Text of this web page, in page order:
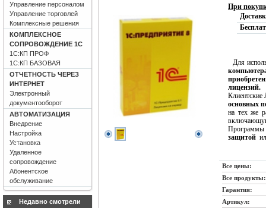
При
Для
лицензий.
Клиентские
основных
на тех же
защитой
Все цены:
Все продукты:
Гарантия:
Артикул:
Управление персоналом
Управление торговлей
Комплексные решения
КОМПЛЕКСНОЕ
СОПРОВОЖДЕНИЕ 1С
1С:КП ПРОФ
1С:КП БАЗОВАЯ
ОТЧЕТНОСТЬ ЧЕРЕЗ
ИНТЕРНЕТ
Электронный
документооборот
АВТОМАТИЗАЦИЯ
Внедрение
Настройка
Установка
Удаленное
сопровождение
Абонентское
обслуживание
Недавно смотрели